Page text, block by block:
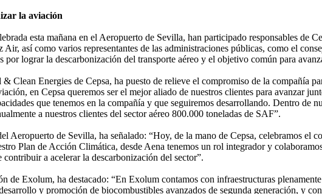
la aviación
esta mañana en el Aeropuerto de Sevilla, han participado responsables
así como varios representantes de las administraciones públicas, como el
por lograr la descarbonización del transporte aéreo y el objetivo común para
Clean Energies de Cepsa, ha puesto de relieve el compromiso de la compañía
en Cepsa queremos ser el mejor aliado de nuestros clientes para avanzar
que tenemos en la compañía y que seguiremos desarrollando. Dentro de
a nuestros clientes del sector aéreo 800.000 toneladas de SAF”.
Aeropuerto de Sevilla, ha señalado: “Hoy, de la mano de Cepsa, celebramos
Plan de Acción Climática, desde Aena tenemos un rol integrador y
a acelerar la descarbonización del sector”.
de Exolum, ha destacado: “En Exolum contamos con infraestructuras
y promoción de biocombustibles avanzados de segunda generación, y